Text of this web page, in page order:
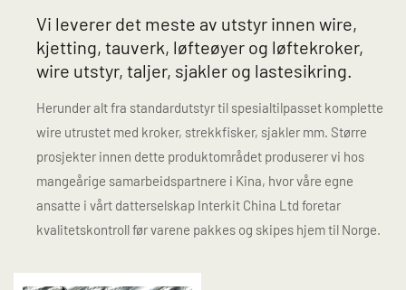
Vi leverer det meste av utstyr innen wire,
kjetting, tauverk, løfteøyer og løftekroker,
wire utstyr, taljer, sjakler og lastesikring.
Herunder alt fra standardutstyr til spesialtilpasset komplette
wire utrustet med kroker, strekkfisker, sjakler mm. Større
prosjekter innen dette produktområdet produserer vi hos
mangeårige samarbeidspartnere i Kina, hvor våre egne
ansatte i vårt datterselskap Interkit China Ltd foretar
kvalitetskontroll før varene pakkes og skipes hjem til Norge.